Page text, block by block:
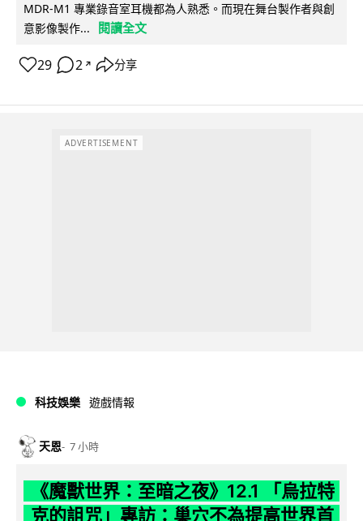
MDR-M1 專業錄音室耳機都為人熟悉。而現在舞台製作者與創
意影像製作...
閱讀全文
29 2 ↗ 分享
ADVERTISEMENT
科技娛樂 遊戲情報
天恩 7 小時
《魔獸世界：至暗之夜》12.1 「烏拉特
克的詛咒」專訪：巢穴不為提高世界首